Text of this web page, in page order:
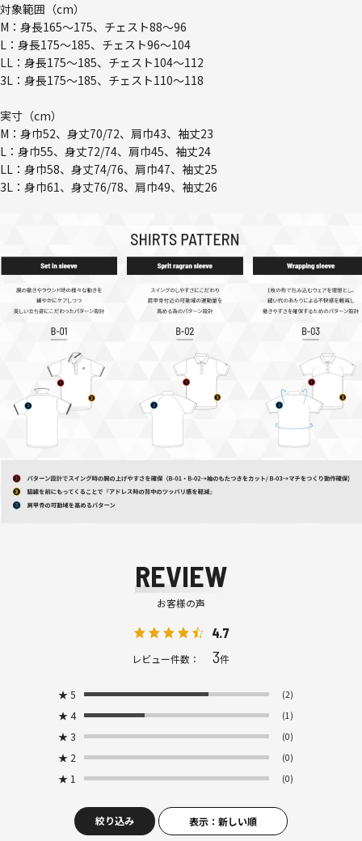
対象範囲（cm）
M：身長165～175、チェスト88～96
L：身長175～185、チェスト96～104
LL：身長175～185、チェスト104～112
3L：身長175～185、チェスト110～118
実寸（cm）
M：身巾52、身丈70/72、肩巾43、袖丈23
L：身巾55、身丈72/74、肩巾45、袖丈24
LL：身巾58、身丈74/76、肩巾47、袖丈25
3L：身巾61、身丈76/78、肩巾49、袖丈26
REVIEW
お客様の声
4.7
レビュー件数： 3件
★ 5 (2)
★ 4 (1)
★ 3 (0)
★ 2 (0)
★ 1 (0)
絞り込み 表示：新しい順